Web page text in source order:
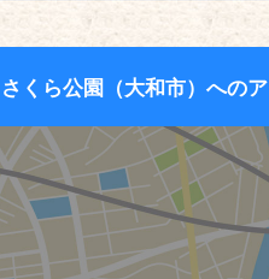
さくら公園（大和市）への